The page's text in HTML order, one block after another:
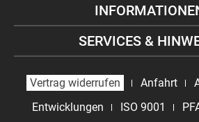
SERVICES &
Vertrag widerrufen Anfahrt
Entwicklungen
ISO 9001